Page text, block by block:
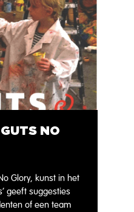
NO
Glory, kunst in het
geeft suggesties
of een team